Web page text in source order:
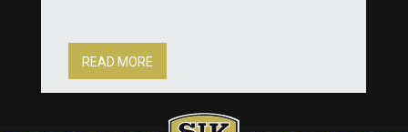
READ MORE